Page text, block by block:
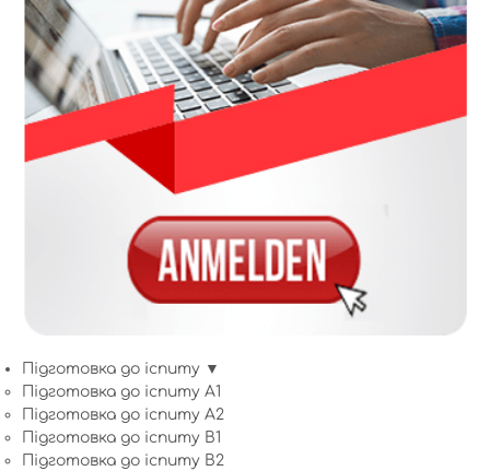
Підготовка до іспиту ▼
Підготовка до іспиту A1
Підготовка до іспиту A2
Підготовка до іспиту B1
Підготовка до іспиту B2